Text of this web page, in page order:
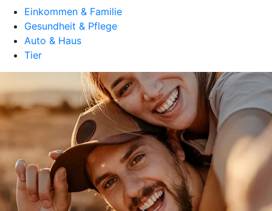
Einkommen & Familie
Gesundheit & Pflege
Auto & Haus
Tier